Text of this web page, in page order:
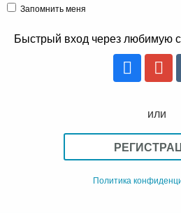
Запомнить меня
Быстрый вход через любимую
или
Политика